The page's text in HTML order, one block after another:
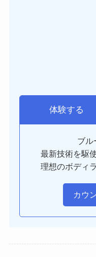
体験する
ブル
最新技術を駆
理想のボディ
カウ